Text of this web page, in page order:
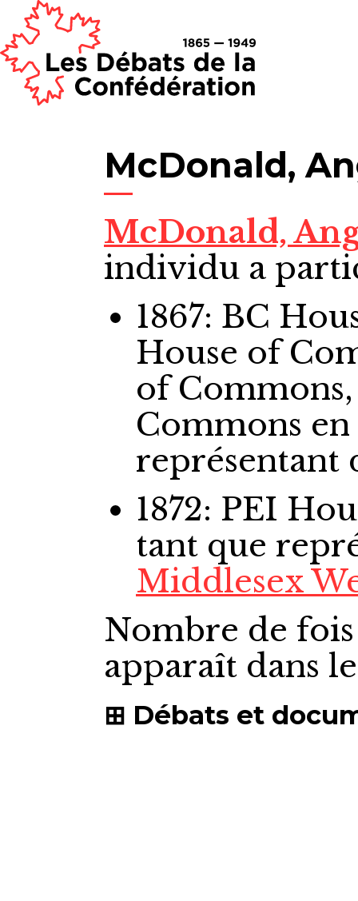
McDonald,
McDonald,
individu a
1867: BC
House of
of
Commons
représentant
1872: PEI
tant que
Middlesex
Nombre de
apparaît dans
Débats et